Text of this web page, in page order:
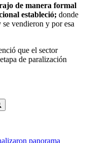
de manera formal
estableció; donde
vendieron y por esa
que el sector
de paralización
panorama